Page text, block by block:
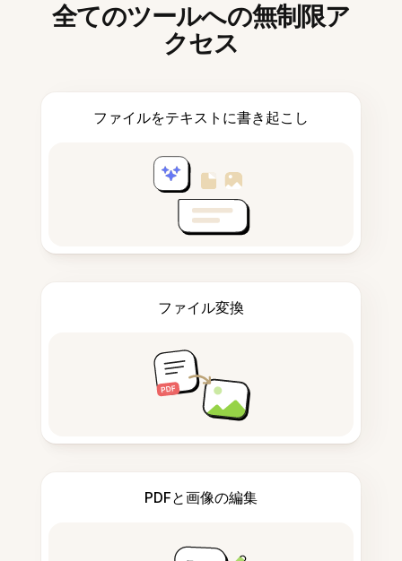
全てのツールへの無制限ア
クセス
ファイルをテキストに書き起こし
ファイル変換
PDFと画像の編集